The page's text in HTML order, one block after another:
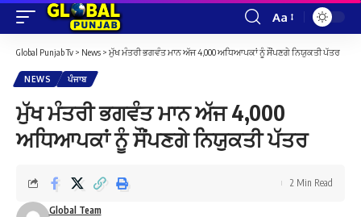
Font
Resizer
Aa
Global Punjab Tv > News > ਮੁੱਖ ਮੰਤਰੀ ਭਗਵੰਤ ਮਾਨ ਅੱਜ 4,000 ਅਧਿਆਪਕਾਂ ਨੂੰ ਸੌਂਪਣਗੇ ਨਿਯੁਕਤੀ ਪੱਤਰ
NEWS ਪੰਜਾਬ
ਮੁੱਖ ਮੰਤਰੀ ਭਗਵੰਤ ਮਾਨ ਅੱਜ 4,000
ਅਧਿਆਪਕਾਂ ਨੂੰ ਸੌਂਪਣਗੇ ਨਿਯੁਕਤੀ ਪੱਤਰ
Global Team
2 Min Read